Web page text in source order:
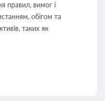
правил, вимог і
обігом та
таких як